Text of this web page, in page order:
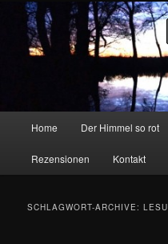
wechseln
sekundären
wechselnMarion
Home Der Himmel so rot
Rezensionen Kontakt
SCHLAGWORT-ARCHIVE: